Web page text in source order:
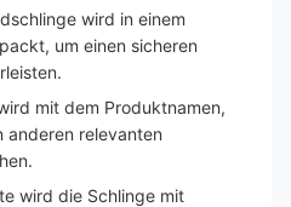
wird in einem
um einen sicheren
mit dem Produktnamen,
anderen relevanten
wird die Schlinge mit